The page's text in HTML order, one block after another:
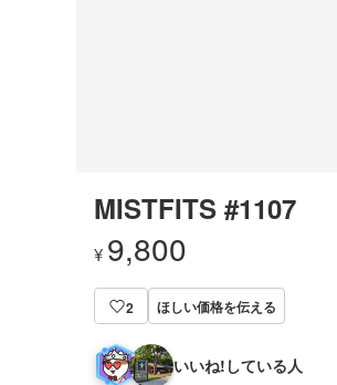
MISTFITS #1107
¥ 9,800
2 ほしい価格を伝える
いいね!している人